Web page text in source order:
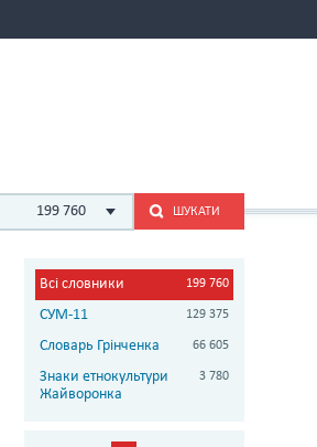
199 760 ШУКАТИ
Всі словники 199 760
СУМ-11 129 375
Словарь Грінченка 66 605
Знаки етнокультури
Жайворонка
3 780